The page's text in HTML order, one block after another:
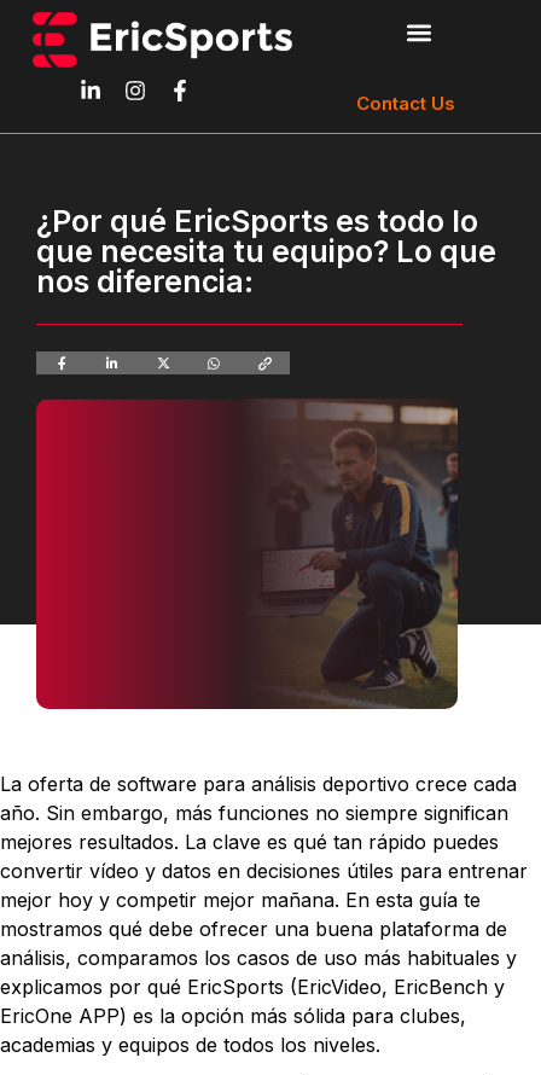
Contact Us
¿Por qué EricSports es todo lo
que necesita tu equipo? Lo que
nos diferencia:
La oferta de software para análisis deportivo crece cada
año. Sin embargo, más funciones no siempre significan
mejores resultados. La clave es qué tan rápido puedes
convertir vídeo y datos en decisiones útiles para entrenar
mejor hoy y competir mejor mañana. En esta guía te
mostramos qué debe ofrecer una buena plataforma de
análisis, comparamos los casos de uso más habituales y
explicamos por qué EricSports (EricVideo, EricBench y
EricOne APP) es la opción más sólida para clubes,
academias y equipos de todos los niveles.